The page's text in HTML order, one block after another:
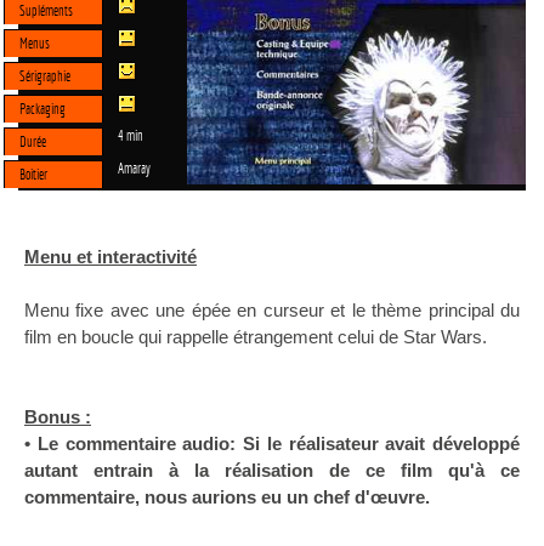
Supléments
Menus
Sérigraphie
Packaging
Durée
4 min
Boitier Amaray
Menu et interactivité
Menu fixe avec une épée en curseur et le thème principal du
film en boucle qui rappelle étrangement celui de Star Wars.
Bonus :
• Le commentaire audio: Si le réalisateur avait développé
autant entrain à la réalisation de ce film qu'à ce
commentaire, nous aurions eu un chef d'œuvre.